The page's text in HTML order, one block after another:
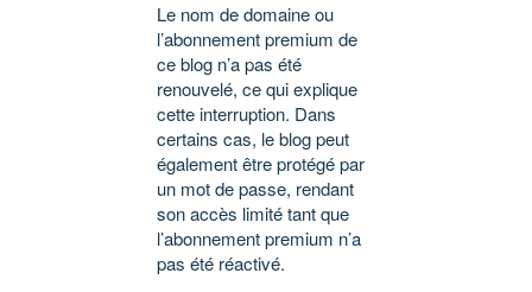
Le nom de domaine ou
l’abonnement premium de
ce blog n’a pas été
renouvelé, ce qui explique
cette interruption. Dans
certains cas, le blog peut
également être protégé par
un mot de passe, rendant
son accès limité tant que
l’abonnement premium n’a
pas été réactivé.